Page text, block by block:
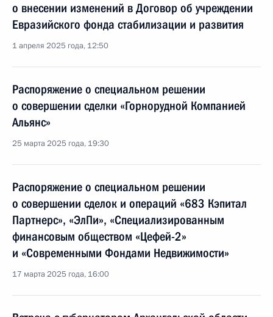
о внесении изменений в Договор об учреждении
Евразийского фонда стабилизации и развития
1 апреля 2025 года, 12:50
Распоряжение о специальном решении
о совершении сделки «Горнорудной Компанией
Альянс»
25 марта 2025 года, 19:30
Распоряжение о специальном решении
о совершении сделок и операций «683 Кэпитал
Партнерс», «ЭлПи», «Специализированным
финансовым обществом «Цефей-2»
и «Современными Фондами Недвижимости»
17 марта 2025 года, 16:00